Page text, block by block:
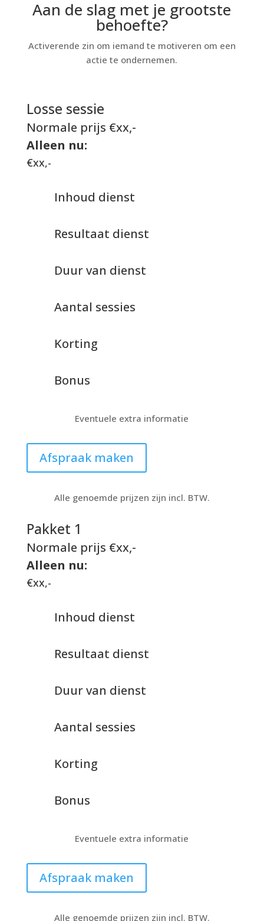
Aan de slag met je grootste
behoefte?
Activerende zin om iemand te motiveren om een
actie te ondernemen.
Losse sessie
Normale prijs €xx,-
Alleen nu:
€xx,-
Inhoud dienst
Resultaat dienst
Duur van dienst
Aantal sessies
Korting
Bonus
Eventuele extra informatie
Afspraak maken
Alle genoemde prijzen zijn incl. BTW.
Pakket 1
Normale prijs €xx,-
Alleen nu:
€xx,-
Inhoud dienst
Resultaat dienst
Duur van dienst
Aantal sessies
Korting
Bonus
Eventuele extra informatie
Afspraak maken
Alle genoemde prijzen zijn incl. BTW.